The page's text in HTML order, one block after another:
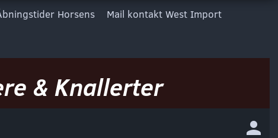
Horsens Mail kontakt West Import
& Knallerter